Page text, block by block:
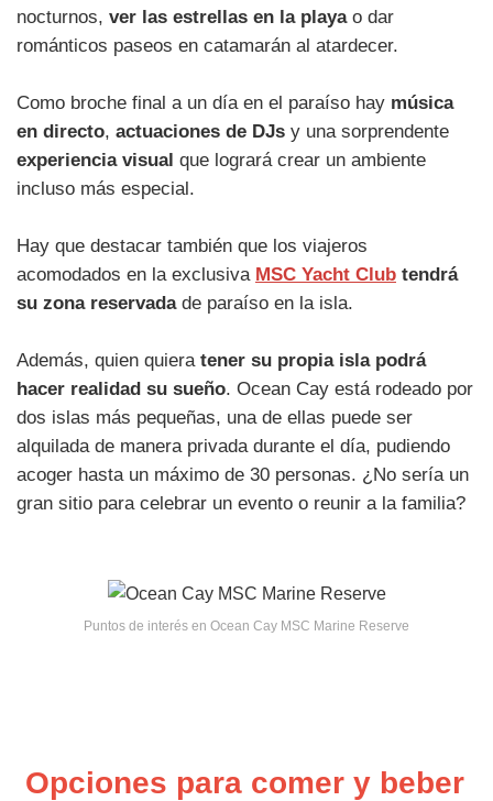
nocturnos, ver las estrellas en la playao dar
románticos paseos en catamarán al atardecer.
Como broche final a un día en el paraíso hay música
en directo, actuaciones de DJs y una sorprendente
experiencia visual que logrará crear un ambiente
incluso más especial.
Hay que destacar también que los viajeros
acomodados en la exclusiva MSC Yacht Club tendrá
su zona reservadade paraíso en la isla.
Además, quien quiera tener su propia isla podrá
hacer realidad su sueño. Ocean Cay está rodeado por
dos islas más pequeñas, una de ellas puede ser
alquilada de manera privada durante el día, pudiendo
acoger hasta un máximo de 30 personas. ¿No sería un
gran sitio para celebrar un evento o reunir a la familia?
Puntos de interés en Ocean Cay MSC Marine Reserve
Opciones para comer y beber